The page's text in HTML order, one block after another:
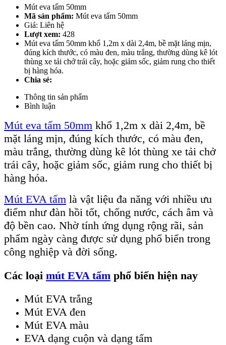
SILICONE TẤM CHỊU NHIỆT
ỐNG SILICONE TRẮNG CHỊU NHIỆT
GIA CÔNG CAO SU SILICONE CHỊU
NHIỆT
Gioăng silicone xốp
CAO SU XỐP
MÚT EVA TẤM
THẢM LÓT SÀN
MÚT EVA MÀU TRẮNG
MÚT XỐP EVA ĐỦ MÀU
Tuyển dụng
Tin tức
Liên hệ
Mút eva tấm 50mm
Mã sản phẩm: Mút eva tấm 50mm
Giá: Liên hệ
Lượt xem: 428
Mút eva tấm 50mm khổ 1,2m x dài 2,4m, bề mặt láng mịn,
đúng kích thước, có màu đen, màu trắng, thường dùng kê lót
thùng xe tải chở trái cây, hoặc giảm sốc, giảm rung cho thiết
bị hàng hóa.
Chia sẻ:
Thông tin sản phẩm
Bình luận
Mút eva tấm 50mm khổ 1,2m x dài 2,4m, bề
mặt láng mịn, đúng kích thước, có màu đen,
màu trắng, thường dùng kê lót thùng xe tải chở
trái cây, hoặc giảm sốc, giảm rung cho thiết bị
hàng hóa.
Mút EVA tấm là vật liệu đa năng với nhiều ưu
điểm như đàn hồi tốt, chống nước, cách âm và
độ bền cao. Nhờ tính ứng dụng rộng rãi, sản
phẩm ngày càng được sử dụng phổ biến trong
công nghiệp và đời sống.
Các loại mút EVA tấm phổ biến hiện nay
Mút EVA trắng
Mút EVA đen
Mút EVA màu
EVA dạng cuộn và dạng tấm